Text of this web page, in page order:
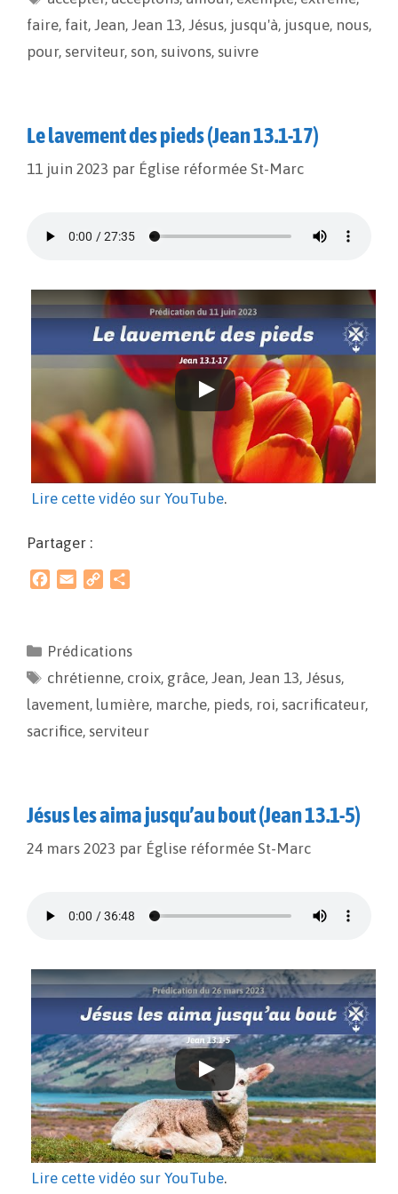
e
faire, fait, Jean, Jean 13, Jésus, jusqu'à, jusque, nous,
pour, serviteur, son, suivons, suivre
Le lavement des pieds (Jean 13.1-17)
11 juin 2023 par Église réformée St-Marc
Lire cette vidéo sur YouTube.
Partager :
b
o
l
L
i
a
g
e
Prédications
chrétienne, croix, grâce, Jean, Jean 13, Jésus,
lavement, lumière, marche, pieds, roi, sacrificateur,
sacrifice, serviteur
Jésus les aima jusqu’au bout (Jean 13.1-5)
24 mars 2023 par Église réformée St-Marc
Lire cette vidéo sur YouTube.